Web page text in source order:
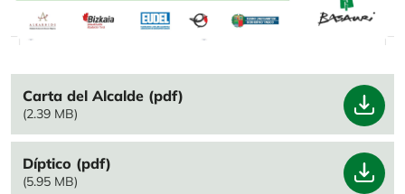
File
Carta del Alcalde (pdf)
(2.39 MB)
File
Díptico (pdf)
(5.95 MB)